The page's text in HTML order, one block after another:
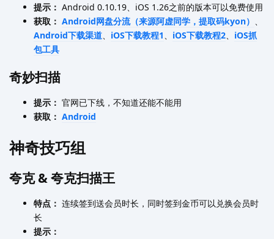
提示： Android 0.10.19、iOS 1.26之前的版本可以免费使用
获取： Android网盘分流（来源阿虚同学，提取码kyon）
Android下载渠道
iOS下载教程1 iOS下载教程2
iOS抓
包工具
奇妙扫描
提示： 官网已下线，不知道还能不能用
获取： Android
神奇技巧组
夸克 & 夸克扫描王
特点： 连续签到送会员时长，同时签到金币可以兑换会员时
长
提示：